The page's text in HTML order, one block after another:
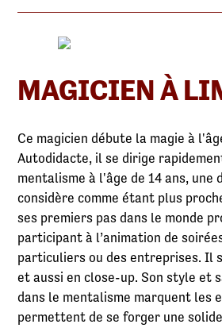
MAGICIEN À
Ce magicien débute la magie à
Autodidacte, il se dirige
mentalisme à l'âge de 14 ans, une
considère comme étant plus
ses premiers pas dans le monde
participant à l’animation de
particuliers ou des entreprises. Il
et aussi en close-up. Son style et
dans le mentalisme marquent les
permettent de se forger une